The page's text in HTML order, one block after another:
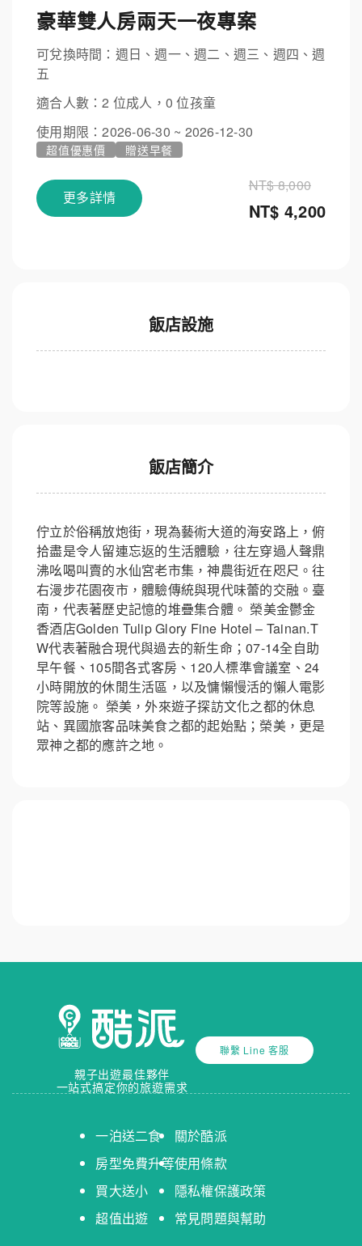
豪華雙人房兩天一夜專案
可兌換時間：週日、週一、週二、週三、週四、週
五
適合人數：2 位成人，0 位孩童
使用期限：2026-06-30 ~ 2026-12-30
超值優惠價 贈送早餐
NT$ 8,000
NT$ 4,200
更多詳情
飯店設施
飯店簡介
佇立於俗稱放炮街，現為藝術大道的海安路上，俯
拾盡是令人留連忘返的生活體驗，往左穿過人聲鼎
沸吆喝叫賣的水仙宮老市集，神農街近在咫尺。往
右漫步花園夜市，體驗傳統與現代味蕾的交融。臺
南，代表著歷史記憶的堆疊集合體。 榮美金鬱金
香酒店Golden Tulip Glory Fine Hotel – Tainan.T
W代表著融合現代與過去的新生命；07-14全自助
早午餐、105間各式客房、120人標準會議室、24
小時開放的休閒生活區，以及慵懶慢活的懶人電影
院等設施。 榮美，外來遊子探訪文化之都的休息
站、異國旅客品味美食之都的起始點；榮美，更是
眾神之都的應許之地。
親子出遊最佳夥伴
一站式搞定你的旅遊需求
聯繫 Line 客服
一泊送二食
房型免費升等
買大送小
超值出遊
關於酷派
使用條款
隱私權保護政策
常見問題與幫助